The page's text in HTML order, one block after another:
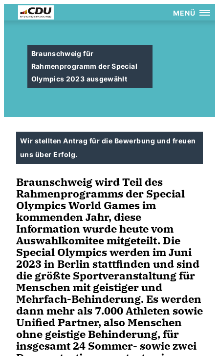
MENÜ
Braunschweig für
Rahmenprogramm der Special
Olympics 2023 ausgewählt
Wir stellten Antrag für die Bewerbung und freuen
uns über Erfolg.
Braunschweig wird Teil des
Rahmenprogramms der Special
Olympics World Games im
kommenden Jahr, diese
Information wurde heute vom
Auswahlkomitee mitgeteilt. Die
Special Olympics werden im Juni
2023 in Berlin stattfinden und sind
die größte Sportveranstaltung für
Menschen mit geistiger und
Mehrfach-Behinderung. Es werden
dann mehr als 7.000 Athleten sowie
Unified Partner, also Menschen
ohne geistige Behinderung, für
insgesamt 24 Sommer- sowie zwei